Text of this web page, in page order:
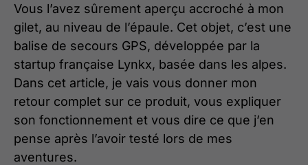
Vous l’avez sûrement aperçu accroché à mon
gilet, au niveau de l’épaule. Cet objet, c’est une
balise de secours GPS, développée par la
startup française Lynkx, basée dans les alpes.
Dans cet article, je vais vous donner mon
retour complet sur ce produit, vous expliquer
son fonctionnement et vous dire ce que j’en
pense après l’avoir testé lors de mes
aventures.